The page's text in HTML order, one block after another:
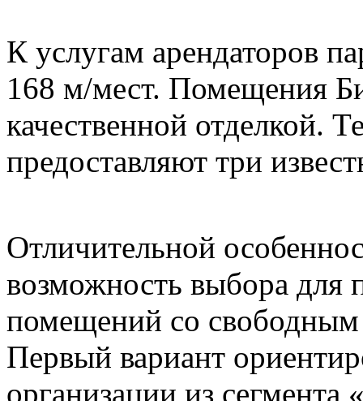
К услугам арендаторов
168 м/мест. Помещения
качественной отделкой.
предоставляют три
Отличительной
возможность выбора для
помещений со свободным
Первый вариант
организации из сегмента